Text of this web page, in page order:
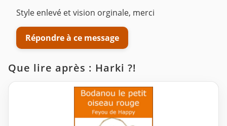
Style enlevé et vision orginale, merci
Répondre à ce message
Que lire après : Harki ?!